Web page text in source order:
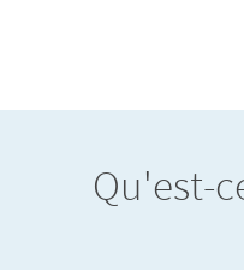
Qu'est-